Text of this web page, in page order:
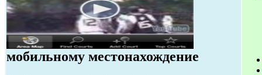
мобильному местонахождение